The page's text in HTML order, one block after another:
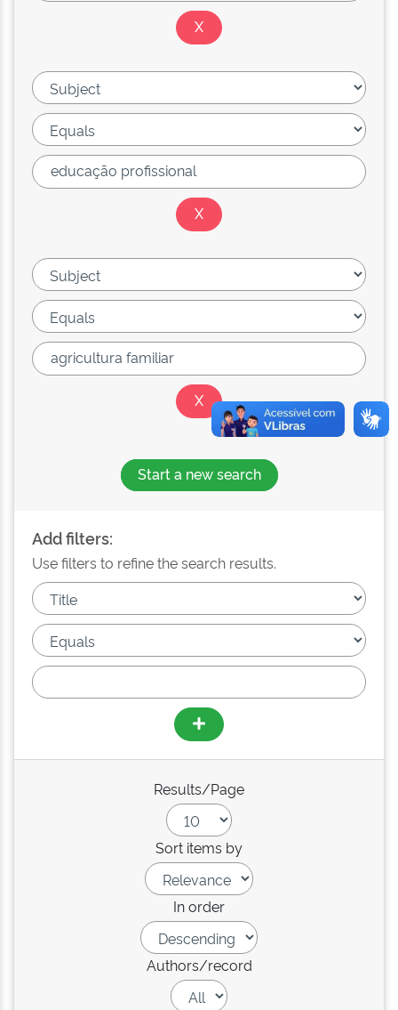
Start a new search
Add filters:
Use filters to refine the search results.
Results/Page
Sort items by
In order
Authors/record